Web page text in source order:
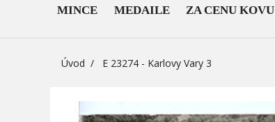
MINCE MEDAILE ZA CENU KOVU
Úvod E 23274 - Karlovy Vary 3